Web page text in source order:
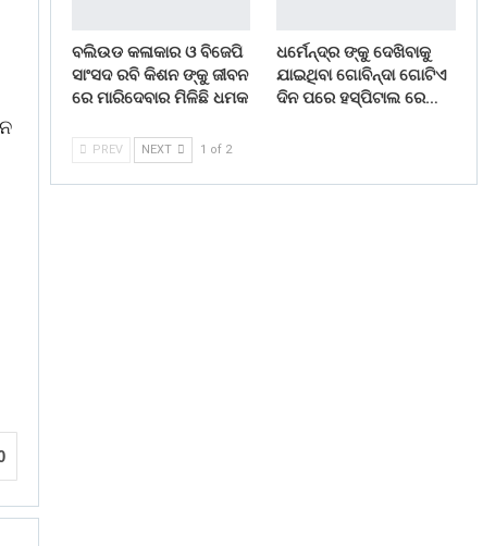
ବଲିଉଡ କଳାକାର ଓ ବିଜେପି
ସାଂସଦ ରବି କିଶନ ଙ୍କୁ ଜୀବନ
ରେ ମାରିଦେବାର ମିଳିଛି ଧମକ
ଧର୍ମେନ୍ଦ୍ର ଙ୍କୁ ଦେଖିବାକୁ
ଯାଇଥିବା ଗୋବିନ୍ଦା ଗୋଟିଏ
ଦିନ ପରେ ହସ୍ପିଟାଲ ରେ…
PREV NEXT 1 of 2